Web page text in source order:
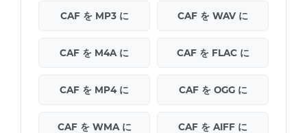
CAF を MP3 に CAF を WAV に
CAF を M4A に CAF を FLAC に
CAF を MP4 に CAF を OGG に
CAF を WMA に CAF を AIFF に